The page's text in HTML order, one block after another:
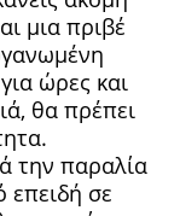
μια πριβέ
ώρες και
θα πρέπει
την παραλία
σε